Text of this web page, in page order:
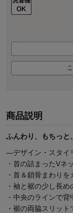
商品説明
ふんわり、もちっと
―デザイン・スタ
・首の詰まったVネ
・首＆鎖骨まわりを
・袖と裾の少し長
・中央のラインで
・裾の両脇スリッ